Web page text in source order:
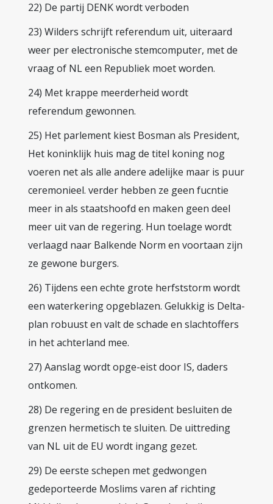
22) De partij DENK wordt verboden
23) Wilders schrijft referendum uit, uiteraard
weer per electronische stemcomputer, met de
vraag of NL een Republiek moet worden.
24) Met krappe meerderheid wordt
referendum gewonnen.
25) Het parlement kiest Bosman als President,
Het koninklijk huis mag de titel koning nog
voeren net als alle andere adelijke maar is puur
ceremonieel. verder hebben ze geen fucntie
meer in als staatshoofd en maken geen deel
meer uit van de regering. Hun toelage wordt
verlaagd naar Balkende Norm en voortaan zijn
ze gewone burgers.
26) Tijdens een echte grote herfststorm wordt
een waterkering opgeblazen. Gelukkig is Delta-
plan robuust en valt de schade en slachtoffers
in het achterland mee.
27) Aanslag wordt opge-eist door IS, daders
ontkomen.
28) De regering en de president besluiten de
grenzen hermetisch te sluiten. De uittreding
van NL uit de EU wordt ingang gezet.
29) De eerste schepen met gedwongen
gedeporteerde Moslims varen af richting